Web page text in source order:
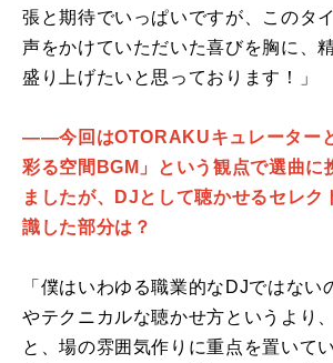
張と期待でいっぱいですが、このタ
声をかけていただいた喜びを胸に、
盛り上げたいと思っております！」
――今回はOTORAKUキュレーター
彩る空間BGM」という観点で選曲に
ましたが、DJとして聴かせるセレク
識した部分は？
「僕はいわゆる職業的なDJではない
やテクニカルな聴かせ方というより
と、場の雰囲気作りに重点を置いて